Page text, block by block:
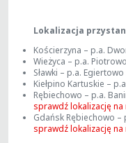
Lokalizacja
Kościerzyna – p.a.
Wieżyca – p.a. Piotrowo
Sławki – p.a. Egiertowo
Kiełpino Kartuskie –
Rębiechowo – p.a.
sprawdź lokalizację na
Gdańsk Rębiechowo –
sprawdź lokalizację na